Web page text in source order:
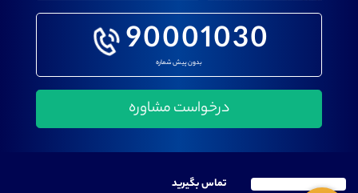
90001030
بدون پیش شماره
تماس بگیرید